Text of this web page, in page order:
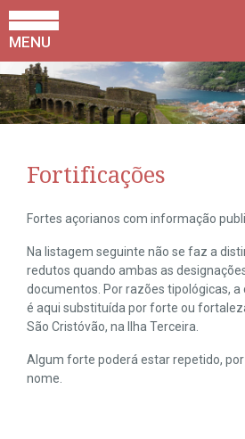
MENU
Fortificações
Fortes açorianos com informação
Na listagem seguinte não se faz a
redutos quando ambas as
documentos. Por razões tipológicas, a
é aqui substituída por forte ou
São Cristóvão, na Ilha Terceira.
Algum forte poderá estar repetido,
nome.